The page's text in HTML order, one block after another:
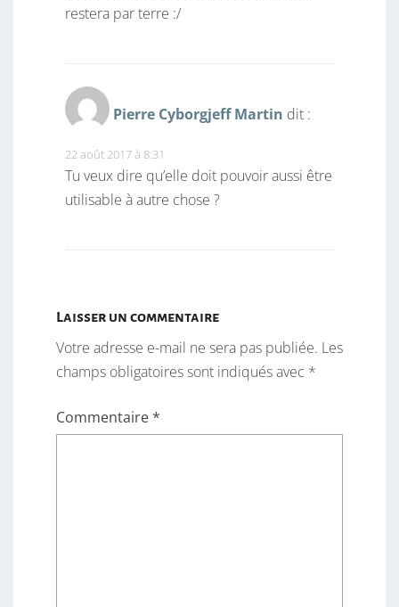
restera par terre :/
Pierre Cyborgjeff Martin dit :
22 août 2017 à 8:31
Tu veux dire qu’elle doit pouvoir aussi être
utilisable à autre chose ?
Laisser un commentaire
Votre adresse e-mail ne sera pas publiée. Les
champs obligatoires sont indiqués avec *
Commentaire*